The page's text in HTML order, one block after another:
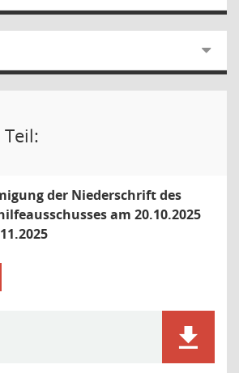
der Niederschrift des
am 20.10.2025